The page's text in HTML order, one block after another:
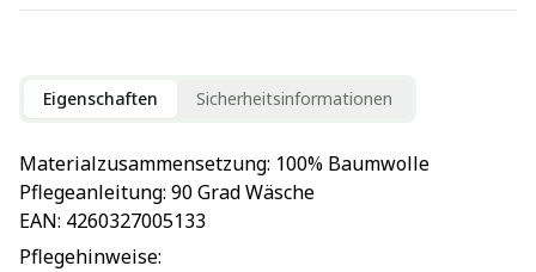
Eigenschaften Sicherheitsinformationen
Materialzusammensetzung: 100% Baumwolle
Pflegeanleitung: 90 Grad Wäsche
EAN: 4260327005133
Pflegehinweise: